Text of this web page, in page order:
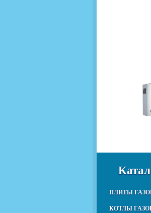
ПЛИТЫ
КОТЛЫ